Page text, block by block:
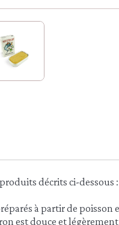
décrits ci-dessous :
à partir de
est douce et